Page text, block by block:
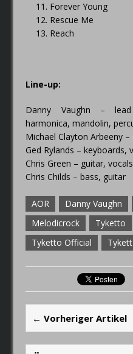
Forever Young
Rescue Me
Reach
Line-up:
Danny Vaughn –
harmonica, mandolin,
Michael Clayton Arbeeny
Ged Rylands – keyboards,
Chris Green – guitar, vocals
Chris Childs – bass, guitar
AOR Danny Vaughn
Melodicrock
Tyketto
Tyketto Official
← Vorheriger Artikel